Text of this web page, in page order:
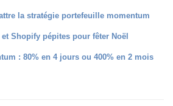
la stratégie portefeuille momentum
Shopify pépites pour fêter Noël
: 80% en 4 jours ou 400% en 2 mois